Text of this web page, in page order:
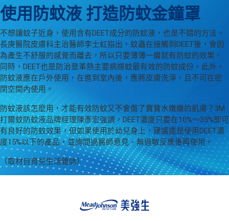
使用防蚊液 打造防蚊金鐘罩
不想讓蚊子近身，使用含有DEET成分的防蚊液，也是不錯的方法。
長庚醫院皮膚科主治醫師李士虹指出，蚊蟲在接觸到DEET後，會因
為產生不舒服的感覺而離去，所以只要薄薄一層就有防蚊的效果，
同時，DEET也是防治登革熱主要病媒蚊最有效的防蚊成份。此外，
防蚊液應在戶外使用，在進到室內後，應將皮膚洗淨，且不可在密
閉空間內使用。
防蚊液該怎麼用，才能有效防蚊又不會傷了寶寶水嫩嫩的肌膚？3M
打爾蚊防蚊液品牌經理陳彥宏強調，DEET濃度只要在10%～35%即可
有良好的防蚊效果，但如果使用於幼兒身上，建議還是使用DEET濃
度15%以下的產品，並詢問過醫師意見、無過敏反應後再使用。
（取材自育兒生活雜誌）